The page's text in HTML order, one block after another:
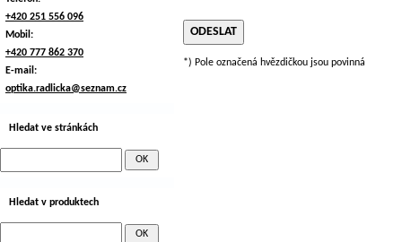
*) Pole označená hvězdičkou jsou povinná
+420 251 556 096
Mobil:
+420 777 862 370
E-mail:
optika.radlicka@seznam.cz
Hledat ve stránkách
Hledat v produktech